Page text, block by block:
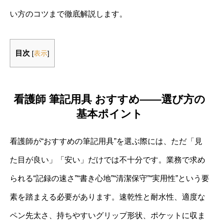
い方のコツまで徹底解説します。
目次 [表示]
看護師 筆記用具 おすすめ――選び方の
基本ポイント
看護師が“おすすめの筆記用具”を選ぶ際には、ただ「見
た目が良い」「安い」だけでは不十分です。業務で求め
られる“記録の速さ”“書き心地”“清潔保守”“実用性”という要
素を踏まえる必要があります。速乾性と耐水性、適度な
ペン先太さ、持ちやすいグリップ形状、ポケットに収ま